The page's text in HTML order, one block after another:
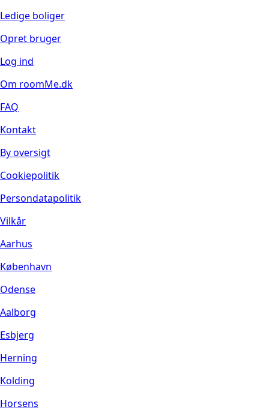
Ledige boliger
Opret bruger
Log ind
Om roomMe.dk
FAQ
Kontakt
By oversigt
Cookiepolitik
Persondatapolitik
Vilkår
Aarhus
København
Odense
Aalborg
Esbjerg
Herning
Kolding
Horsens